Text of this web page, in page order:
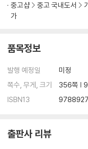
앤초비파스타
Mr.콩chu
로맨티스튜
마이 러블리 튀밥
달.고.나 (달콤한 고기 나들이)
샘앤치즈그라탱
아빠손 피자
샐러드 올리오
중고샵 중고 국내도서
가
품목정보
발행 예정일
미정
쪽수, 무게, 크기
356쪽 |
ISBN13
출판사 리뷰